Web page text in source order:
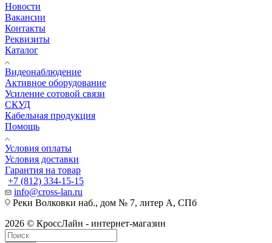
Новости
Вакансии
Контакты
Реквизиты
Каталог
Видеонаблюдение
Активное оборудование
Усиление сотовой связи
СКУД
Кабельная продукция
Помощь
Условия оплаты
Условия доставки
Гарантия на товар
+7 (812) 334-15-15
info@cross-lan.ru
Реки Волковки наб., дом № 7, литер А, СПб
2026 © КроссЛайн - интернет-магазин